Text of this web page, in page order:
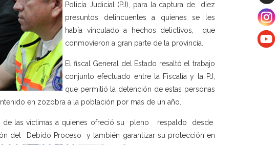
Policía Judicial (PJ), para la captura de diez
presuntos delincuentes a quienes se les
había vinculado a hechos delictivos, que
conmovieron a gran parte de la provincia.
El fiscal General del Estado resaltó el trabajo
conjunto efectuado entre la Fiscalía y la PJ,
que permitió la detención de estas personas
en zozobra a la población por más de un año.
de las víctimas a quienes ofreció su pleno respaldo desde
del Debido Proceso y también garantizar su protección en